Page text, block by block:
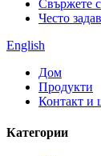
Свържете
Често
English
Дом
Продукти
Контакт и
Категории